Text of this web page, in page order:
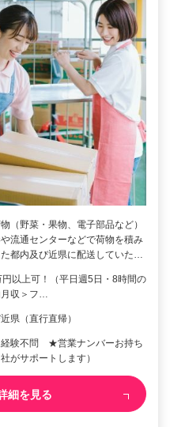
（野菜・果物、電子部品など）
流通センターなどで荷物を積み
都内及び近県に配送していた…
以上可！（平日週5日・8時間の
月収＞フ…
県（直行直帰）
験不問 ★営業ナンバーお持ち
がサポートします）
細を見る